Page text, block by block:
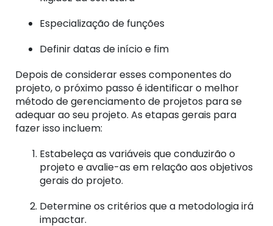
Especialização de funções
Definir datas de início e fim
Depois de considerar esses componentes do
projeto, o próximo passo é identificar o melhor
método de gerenciamento de projetos para se
adequar ao seu projeto. As etapas gerais para
fazer isso incluem:
Estabeleça as variáveis ​​que conduzirão o
projeto e avalie-as em relação aos objetivos
gerais do projeto.
Determine os critérios que a metodologia irá
impactar.